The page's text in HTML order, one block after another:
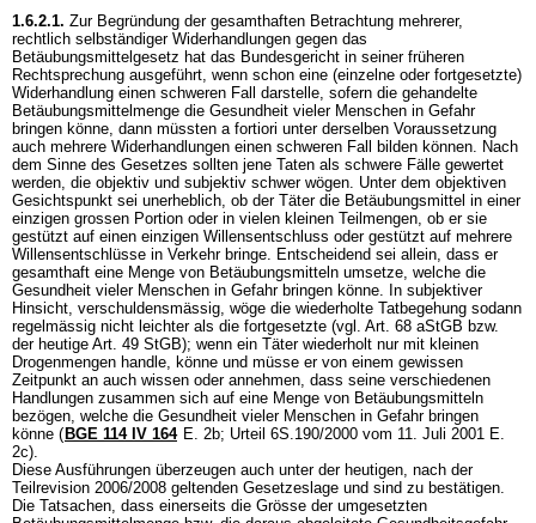
1.6.2.1. Zur Begründung der gesamthaften Betrachtung mehrerer,
rechtlich selbständiger Widerhandlungen gegen das
Betäubungsmittelgesetz hat das Bundesgericht in seiner früheren
Rechtsprechung ausgeführt, wenn schon eine (einzelne oder fortgesetzte)
Widerhandlung einen schweren Fall darstelle, sofern die gehandelte
Betäubungsmittelmenge die Gesundheit vieler Menschen in Gefahr
bringen könne, dann müssten a fortiori unter derselben Voraussetzung
auch mehrere Widerhandlungen einen schweren Fall bilden können. Nach
dem Sinne des Gesetzes sollten jene Taten als schwere Fälle gewertet
werden, die objektiv und subjektiv schwer wögen. Unter dem objektiven
Gesichtspunkt sei unerheblich, ob der Täter die Betäubungsmittel in einer
einzigen grossen Portion oder in vielen kleinen Teilmengen, ob er sie
gestützt auf einen einzigen Willensentschluss oder gestützt auf mehrere
Willensentschlüsse in Verkehr bringe. Entscheidend sei allein, dass er
gesamthaft eine Menge von Betäubungsmitteln umsetze, welche die
Gesundheit vieler Menschen in Gefahr bringen könne. In subjektiver
Hinsicht, verschuldensmässig, wöge die wiederholte Tatbegehung sodann
regelmässig nicht leichter als die fortgesetzte (vgl. Art. 68 aStGB bzw.
der heutige Art. 49 StGB); wenn ein Täter wiederholt nur mit kleinen
Drogenmengen handle, könne und müsse er von einem gewissen
Zeitpunkt an auch wissen oder annehmen, dass seine verschiedenen
Handlungen zusammen sich auf eine Menge von Betäubungsmitteln
bezögen, welche die Gesundheit vieler Menschen in Gefahr bringen
könne ( BGE 114 IV 164 E. 2b; Urteil 6S.190/2000 vom 11. Juli 2001 E.
2c).
Diese Ausführungen überzeugen auch unter der heutigen, nach der
Teilrevision 2006/2008 geltenden Gesetzeslage und sind zu bestätigen.
Die Tatsachen, dass einerseits die Grösse der umgesetzten